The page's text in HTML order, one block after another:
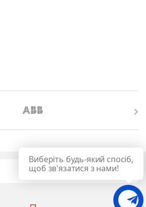
Виберіть будь-який спосіб,
щоб зв'язатися з нами!